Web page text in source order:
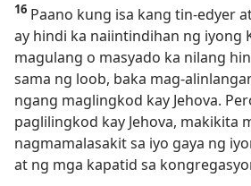
16 Paano kung isa kang tin-edyer
ay hindi ka naiintindihan ng iyong
magulang o masyado ka nilang
sama ng loob, baka mag-
ngang maglingkod kay Jehova.
paglilingkod kay Jehova, makikita
nagmamalasakit sa iyo gaya ng
at ng mga kapatid sa